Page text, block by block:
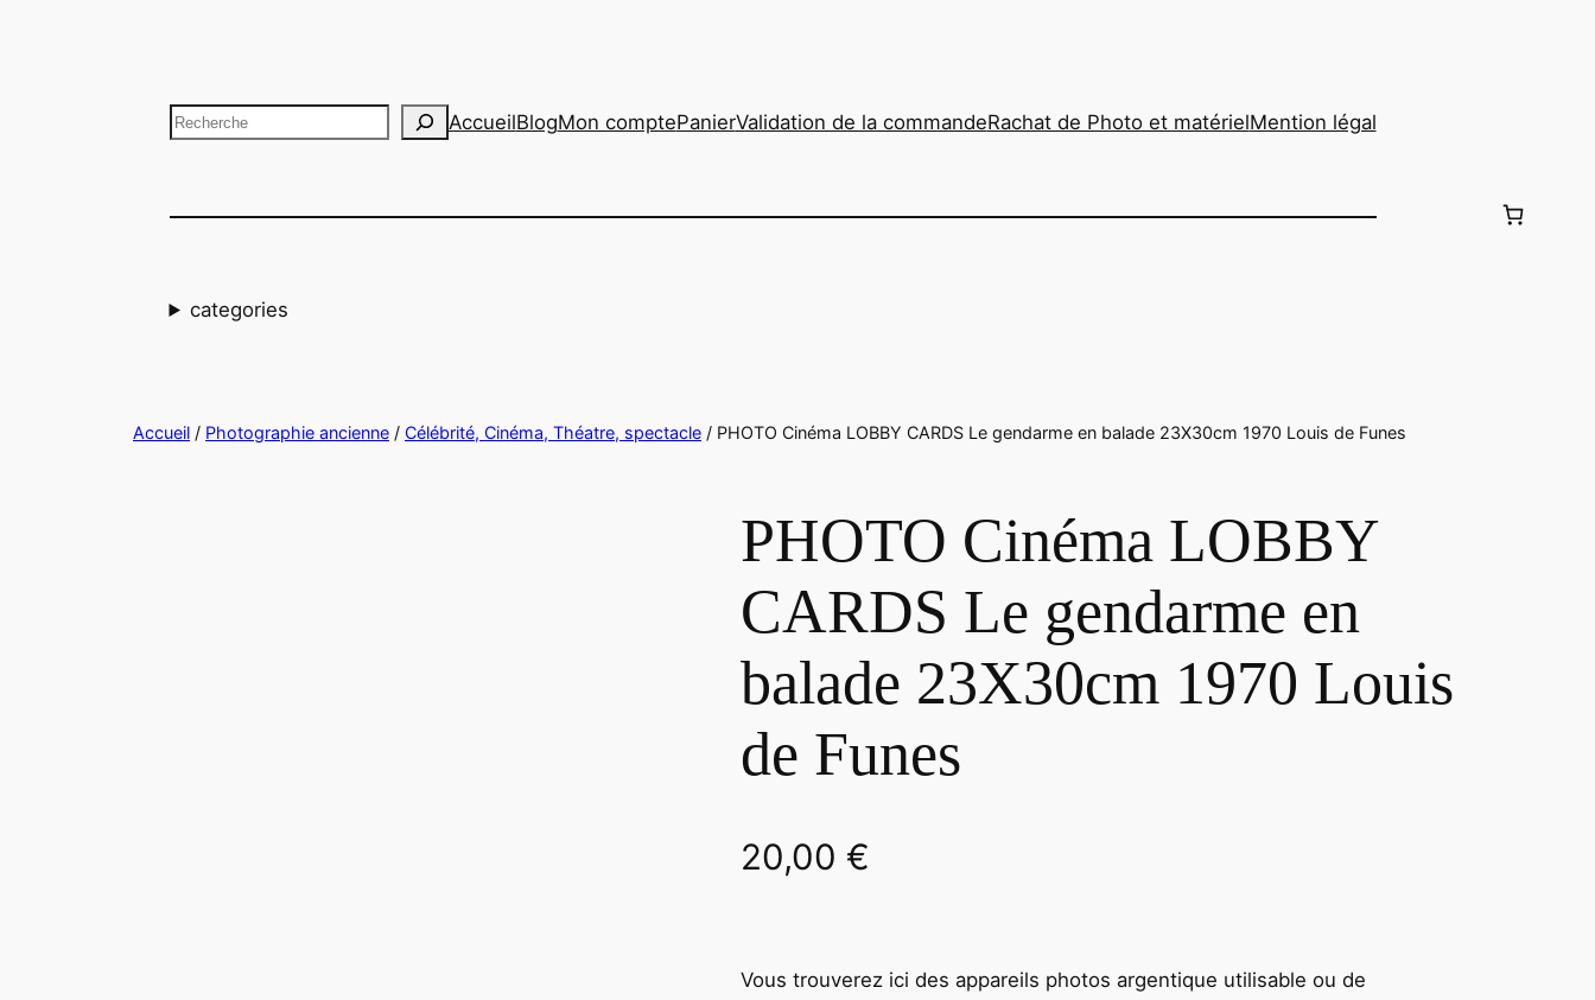
Recherche
AccueilBlogMon comptePanierValidation de la commandeRachat de Photo et matérielMention légal
categories
Accueil / Photographie ancienne / Célébrité, Cinéma, Théatre, spectacle / PHOTO Cinéma LOBBY CARDS Le gendarme en balade 23X30cm 1970 Louis de Funes
PHOTO Cinéma LOBBY
CARDS Le gendarme en
balade 23X30cm 1970 Louis
de Funes
20,00 €
Vous trouverez ici des appareils photos argentique utilisable ou de